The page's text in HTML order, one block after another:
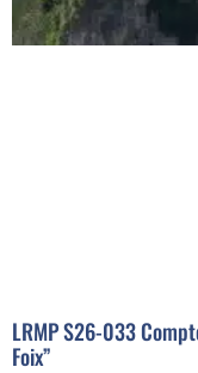
LRMP S26-033
Foix”